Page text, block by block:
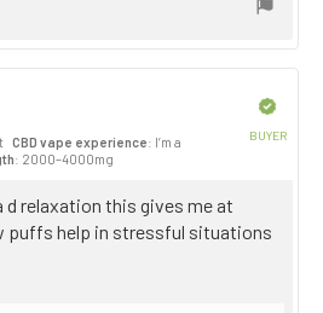
CBD vape experience: I’m a
: 2000–4000mg
BUYER
d relaxation this gives me at
puffs help in stressful situations